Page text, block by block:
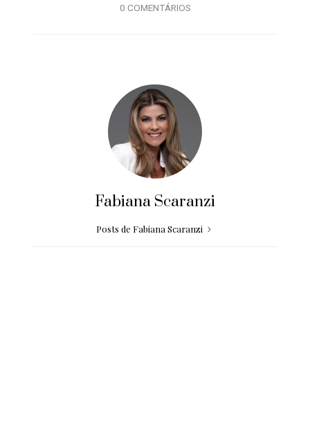
0 COMENTÁRIOS
Fabiana Scaranzi
Posts de Fabiana Scaranzi